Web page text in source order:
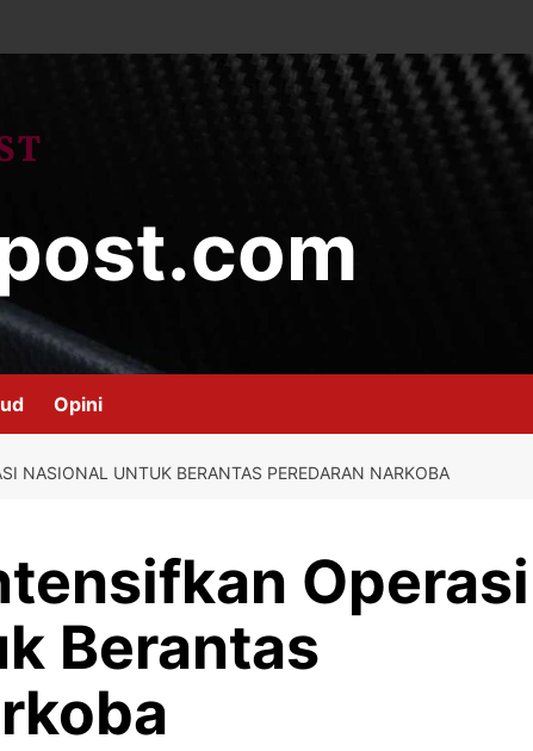
Opini
NASIONAL UNTUK BERANTAS PEREDARAN NARKOBA
Operasi
Berantas